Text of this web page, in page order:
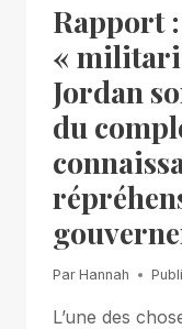
Rapport
«
Jordan
du
Par Hannah
L’une des